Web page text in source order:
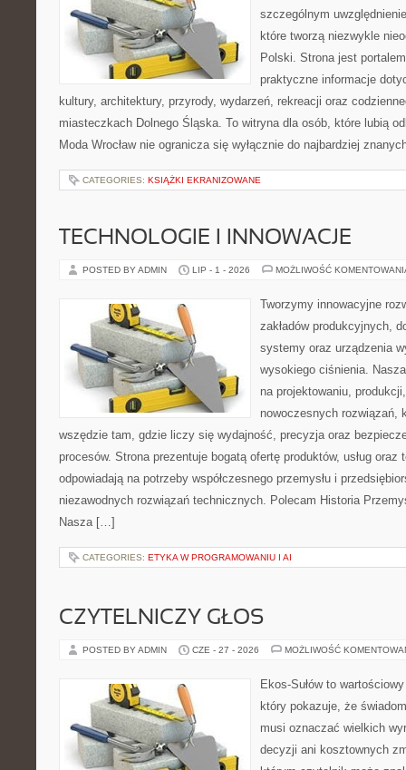
szczególnym
które tworzą niezwykle
Polski. Strona jest
praktyczne informacje
kultury, architektury, przyrody, wydarzeń, rekreacji oraz
miasteczkach Dolnego Śląska. To witryna dla osób, które lubią
Moda Wrocław nie ogranicza się wyłącznie do najbardziej
CATEGORIES: KSIĄŻKI EKRANIZOWANE
TECHNOLOGIE I INNOWACJE
POSTED BY ADMIN LIP - 1 - 2026 MOŻLIWOŚĆ
Tworzymy innowacyjne
zakładów produkcyjnych,
systemy oraz urządzenia
wysokiego ciśnienia.
na projektowaniu,
nowoczesnych rozwiązań,
wszędzie tam, gdzie liczy się wydajność, precyzja oraz
procesów. Strona prezentuje bogatą ofertę produktów, usług oraz
odpowiadają na potrzeby współczesnego przemysłu i
niezawodnych rozwiązań technicznych. Polecam Historia
Nasza […]
CATEGORIES: ETYKA W PROGRAMOWANIU I AI
CZYTELNICZY GŁOS
POSTED BY ADMIN CZE - 27 - 2026 MOŻLIWOŚĆ
Ekos-Sułów to
który pokazuje, że
musi oznaczać wielkich
decyzji ani kosztownych